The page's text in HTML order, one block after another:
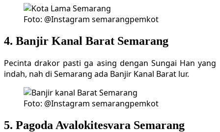
Foto: @Instagram semarangpemkot
4. Banjir Kanal Barat Semarang
Pecinta drakor pasti ga asing dengan Sungai Han yang
indah, nah di Semarang ada Banjir Kanal Barat lur.
Foto: @Instagram semarangpemkot
5. Pagoda Avalokitesvara Semarang